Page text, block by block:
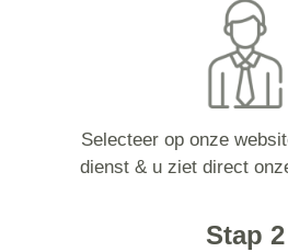
Selecteer op onze
dienst & u ziet direct
Stap 2